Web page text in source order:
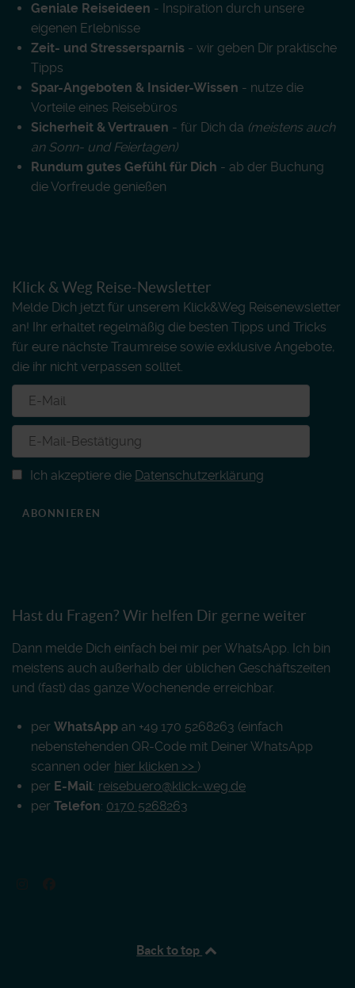
Geniale Reiseideen - Inspiration durch unsere
eigenen Erlebnisse
Zeit- und Stressersparnis - wir geben Dir praktische
Tipps
Spar-Angeboten & Insider-Wissen - nutze die
Vorteile eines Reisebüros
Sicherheit & Vertrauen - für Dich da (meistens auch
an Sonn- und Feiertagen)
Rundum gutes Gefühl für Dich - ab der Buchung
die Vorfreude genießen
Klick & Weg Reise-Newsletter
Melde Dich jetzt für unserem Klick&Weg Reisenewsletter
an! Ihr erhaltet regelmäßig die besten Tipps und Tricks
für eure nächste Traumreise sowie exklusive Angebote,
die ihr nicht verpassen solltet.
Ich akzeptiere die Datenschutzerklärung
ABONNIEREN
Hast du Fragen? Wir helfen Dir gerne weiter
Dann melde Dich einfach bei mir per WhatsApp. Ich bin
meistens auch außerhalb der üblichen Geschäftszeiten
und (fast) das ganze Wochenende erreichbar.
per WhatsApp an +49 170 5268263 (einfach
nebenstehenden QR-Code mit Deiner WhatsApp
scannen oder hier klicken >> )
per E-Mail: reisebuero@klick-weg.de
per Telefon: 0170 5268263
Back to top